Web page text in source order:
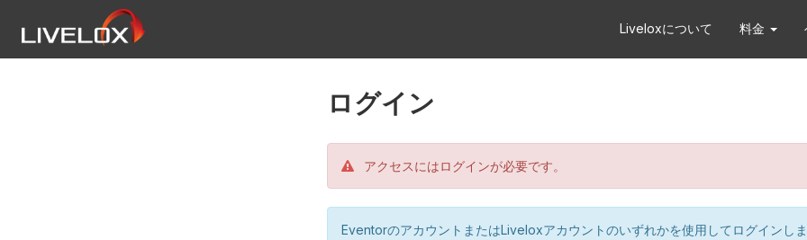
Liveloxについて 料金
ログイン
アクセスにはログインが必要です。
EventorのアカウントまたはLiveloxアカウントのいずれかを使用してログインし